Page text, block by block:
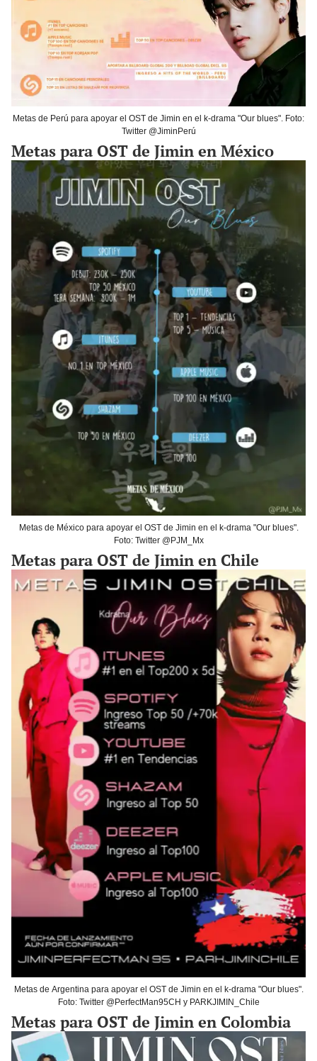
Metas de Perú para apoyar el OST de Jimin en el k-drama "Our blues". Foto:
Twitter @JiminPerú
Metas para OST de Jimin en México
Metas de México para apoyar el OST de Jimin en el k-drama "Our blues".
Foto: Twitter @PJM_Mx
Metas para OST de Jimin en Chile
Metas de Argentina para apoyar el OST de Jimin en el k-drama "Our blues".
Foto: Twitter @PerfectMan95CH y PARKJIMIN_Chile
Metas para OST de Jimin en Colombia